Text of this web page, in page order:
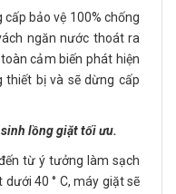
bảo vệ 100% chống
ngăn nước thoát ra
cảm biến phát hiện
bị và sẽ dừng cấp
lồng giặt tối ưu.
từ ý tưởng làm sạch
40 ° C, máy giặt sẽ